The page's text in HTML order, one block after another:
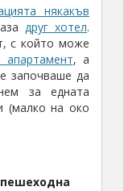
някакъв
друг хотел.
с който може
апартамент, а
започваше да
за едната
(малко на око